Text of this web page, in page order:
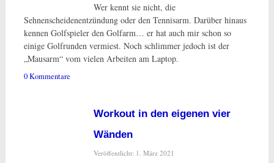
Wer kennt sie nicht, die
Sehnenscheidenentzündung oder den Tennisarm. Darüber hinaus
kennen Golfspieler den Golfarm… er hat auch mir schon so
einige Golfrunden vermiest. Noch schlimmer jedoch ist der
„Mausarm“ vom vielen Arbeiten am Laptop.
0 Kommentare
Workout in den eigenen vier
Wänden
Veröffentlicht: 1. März 2021